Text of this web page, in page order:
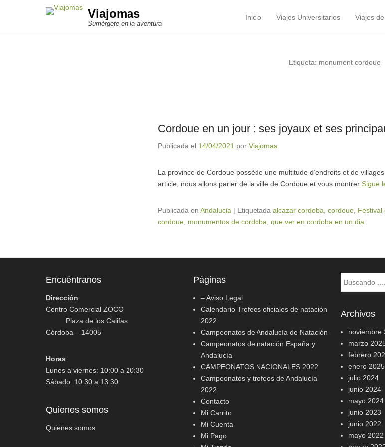
Viajomas
Sumérgete en la aventura
Menú principal
Saltar al contenido
Inicio Viajes Universitarios Viajes
Etiqueta: monument cordoue
Cordoue en un jour : ses joyaux et ses
Publicada el 14/04/2021 por Viajomas
La province de Cordoue possède une multitude d’endroits et de
article, nous allons parler de la ville de Cordoue et vous montrer Sigue
Publicada en Andalucia | Etiquetada alcazar cordoba cordoue Festival
cordoue monumentos de cordoba que ver en cordoba en un dia
Encuéntranos
Dirección
Centro Comercial ZOCO
Plaza de los Califas
Córdoba – 14005
Horas
Lunes a viernes: 10:00 a 20:30
Sábado: 10:30 a 13:30
Quienes somos
Quienes somos
Páginas
– Aviso Legal
Calendario Trofeos oficiales de natación
2022
Campeonatos de Andalucía de Natación
Campeonatos de natación España y
Andalucía
CAMPEONATOS NACIONALES 2022
Campeonatos y trofeos de Andalucía
2022
Contacto
Mi Carrito
Mi Cuenta
Mi Pago
Buscar
Archivos
noviembre
marzo
febrero
enero 2025
julio 2024
junio 2024
mayo 2024
junio 2023
junio 2022
mayo 2022